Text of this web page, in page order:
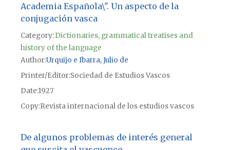
Academia Española\". Un aspecto de la
conjugación vasca
Category:Dictionaries, grammatical treatises and
history of the language
Author Urquijo e Ibarra, Julio de
Printer/Editor Sociedad de Estudios Vascos
Date1927
CopyRevista internacional de los estudios vascos
De algunos problemas de interés general